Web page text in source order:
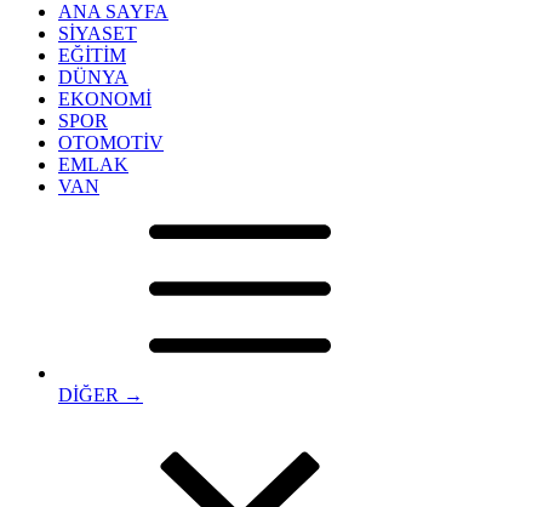
ANA SAYFA
SİYASET
EĞİTİM
DÜNYA
EKONOMİ
SPOR
OTOMOTİV
EMLAK
VAN
DİĞER →